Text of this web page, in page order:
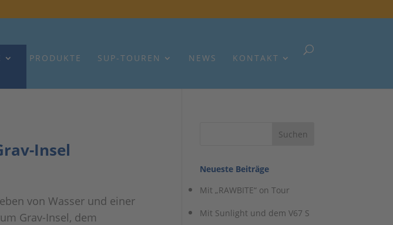
PRODUKTE SUP-TOUREN NEWS KONTAKT
Insel
von Wasser und einer
Grav-Insel, dem
Neueste Beiträge
Mit „RAWBITE“ on Tour
Mit Sunlight und dem V67 S